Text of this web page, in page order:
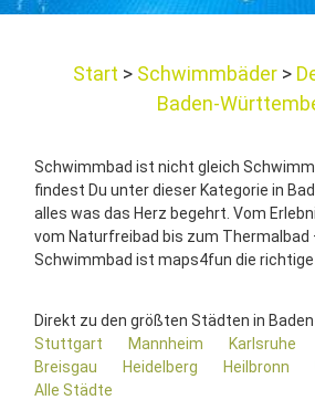
Start Schwimmbäder
Baden-
Schwimmbad ist nicht gleich
findest Du unter dieser Kategorie in
alles was das Herz begehrt. Vom
vom Naturfreibad bis zum Thermalbad
Schwimmbad ist maps4fun die richtige
Direkt zu den größten Städten in
Stuttgart
Mannheim Karlsruhe
Breisgau
Heidelberg Heilbronn
Alle Städte